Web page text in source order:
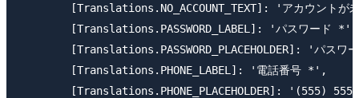
[Translations.NO_ACCOUNT_TEXT]: 'アカウントが
        [Translations.PASSWORD_LABEL]: 'パスワード *',
[Translations.PASSWORD_PLACEHOLDER]: 'パスワー
        [Translations.PHONE_LABEL]: '電話番号 *',
[Translations.PHONE_PLACEHOLDER]: '(555)